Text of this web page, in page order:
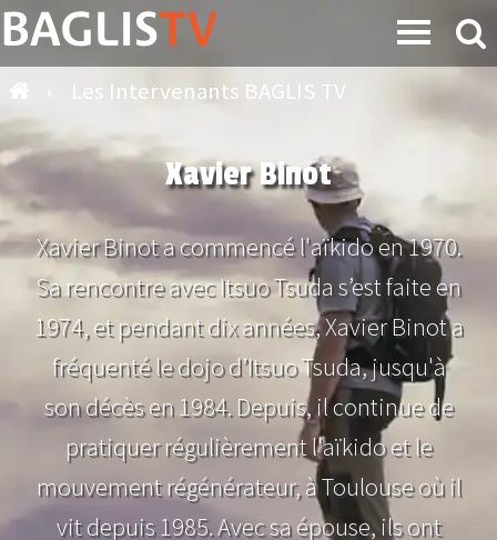
Les Intervenants BAGLIS TV
Xavier Binot
Xavier Binot a commencé l'aïkido en 1970.
Sa rencontre avec Itsuo Tsuda s’est faite en
1974, et pendant dix années, Xavier Binot a
fréquenté le dojo d’Itsuo Tsuda, jusqu'à
son décès en 1984. Depuis, il continue de
pratiquer régulièrement l'aïkido et le
mouvement régénérateur, à Toulouse où il
vit depuis 1985. Avec sa épouse, ils ont